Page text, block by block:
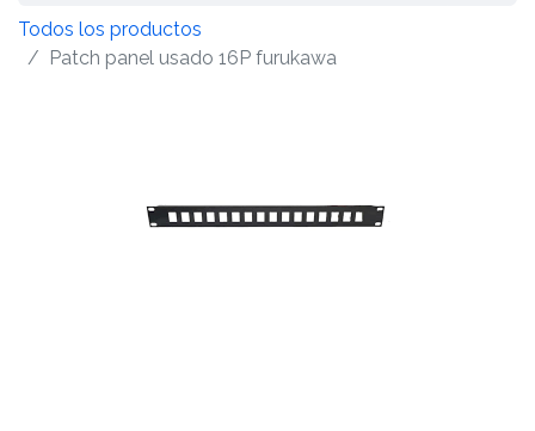
Todos los productos
Patch panel usado 16P furukawa